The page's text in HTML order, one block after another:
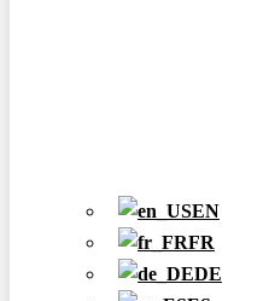
EN
FR
DE